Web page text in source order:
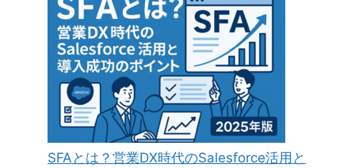
SFAとは？営業DX時代のSalesforce活用と